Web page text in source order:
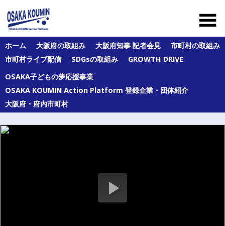
to
content
阪
府
び
府
43
町
村
ホーム 大阪府の取組み 大阪府知事 記者会見
市町村の取組み
市町村ライブ配信
SDGsの取組み
GROWTH DRIVE
OSAKA子どもの夢応援事業
OSAKA KOUMIN Action Platform 登録企業・団体紹介
大阪府・府内市町村